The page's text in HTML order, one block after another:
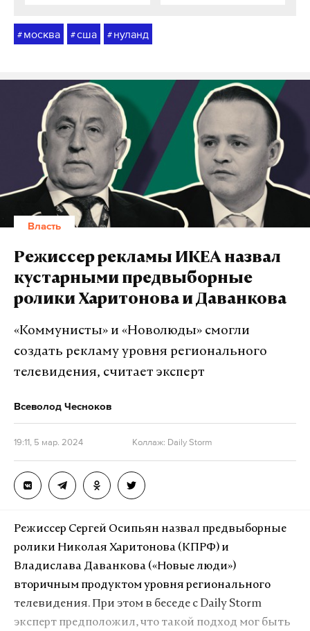
# москва #сша # нуланд
Власть
Режиссер рекламы ИКЕА назвал
кустарными предвыборные
ролики Харитонова и Даванкова
«Коммунисты» и «Новолюды» смогли
создать рекламу уровня регионального
телевидения, считает эксперт
Всеволод Чесноков
19:11, 5 мар. 2024 Коллаж: Daily Storm
Режиссер Сергей Осипьян назвал предвыборные
ролики Николая Харитонова (КПРФ) и
Владислава Даванкова («Новые люди»)
вторичным продуктом уровня регионального
телевидения. При этом в беседе с Daily Storm
эксперт предположил, что такой подход мог быть